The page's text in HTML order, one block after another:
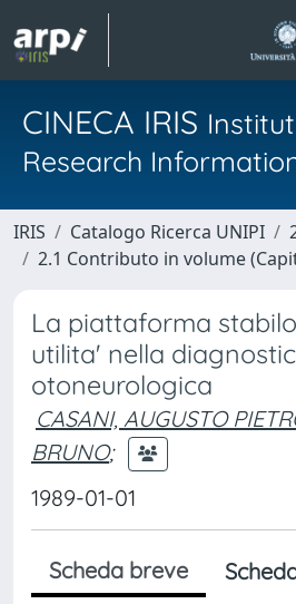
CINECA IRIS
Research
IRIS Catalogo Ricerca UNIPI
2.1 Contributo in volume
La piattaforma
utilita' nella
otoneurologica
CASANI, AUGUSTO
BRUNO;
1989-01-01
Scheda breve